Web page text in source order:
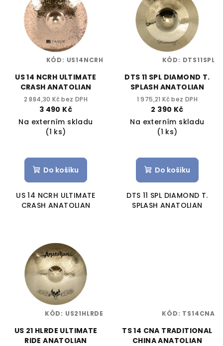
US 14 NCRH ULTIMATE
CRASH ANATOLIAN
2 884,30 Kč bez DPH
3 490 Kč
Na externím skladu
(1 ks)
Do košíku
US 14 NCRH ULTIMATE
CRASH ANATOLIAN
KÓD: US14NCRH
DTS 11 SPL DIAMOND T.
SPLASH ANATOLIAN
1 975,21 Kč bez DPH
2 390 Kč
Na externím skladu
(1 ks)
Do košíku
DTS 11 SPL DIAMOND T.
SPLASH ANATOLIAN
KÓD: DTS11SPL
US 21 HLRDE ULTIMATE
RIDE ANATOLIAN
KÓD: US21HLRDE
TS 14 CNA TRADITIONAL
CHINA ANATOLIAN
KÓD: TS14CNA